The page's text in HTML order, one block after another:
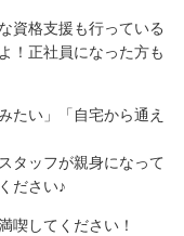
資格支援も行っている
！正社員になった方も
たい」「自宅から通え
タッフが親身になって
ださい♪
喫してください！